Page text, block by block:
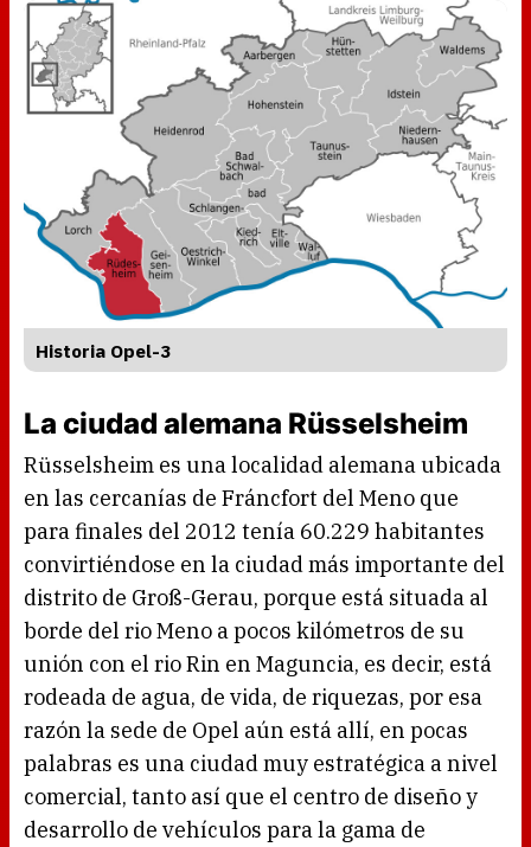
Historia Opel-3
La ciudad alemana Rüsselsheim
Rüsselsheim es una localidad alemana ubicada
en las cercanías de Fráncfort del Meno que
para finales del 2012 tenía 60.229 habitantes
convirtiéndose en la ciudad más importante del
distrito de Groß-Gerau, porque está situada al
borde del rio Meno a pocos kilómetros de su
unión con el rio Rin en Maguncia, es decir, está
rodeada de agua, de vida, de riquezas, por esa
razón la sede de Opel aún está allí, en pocas
palabras es una ciudad muy estratégica a nivel
comercial, tanto así que el centro de diseño y
desarrollo de vehículos para la gama de